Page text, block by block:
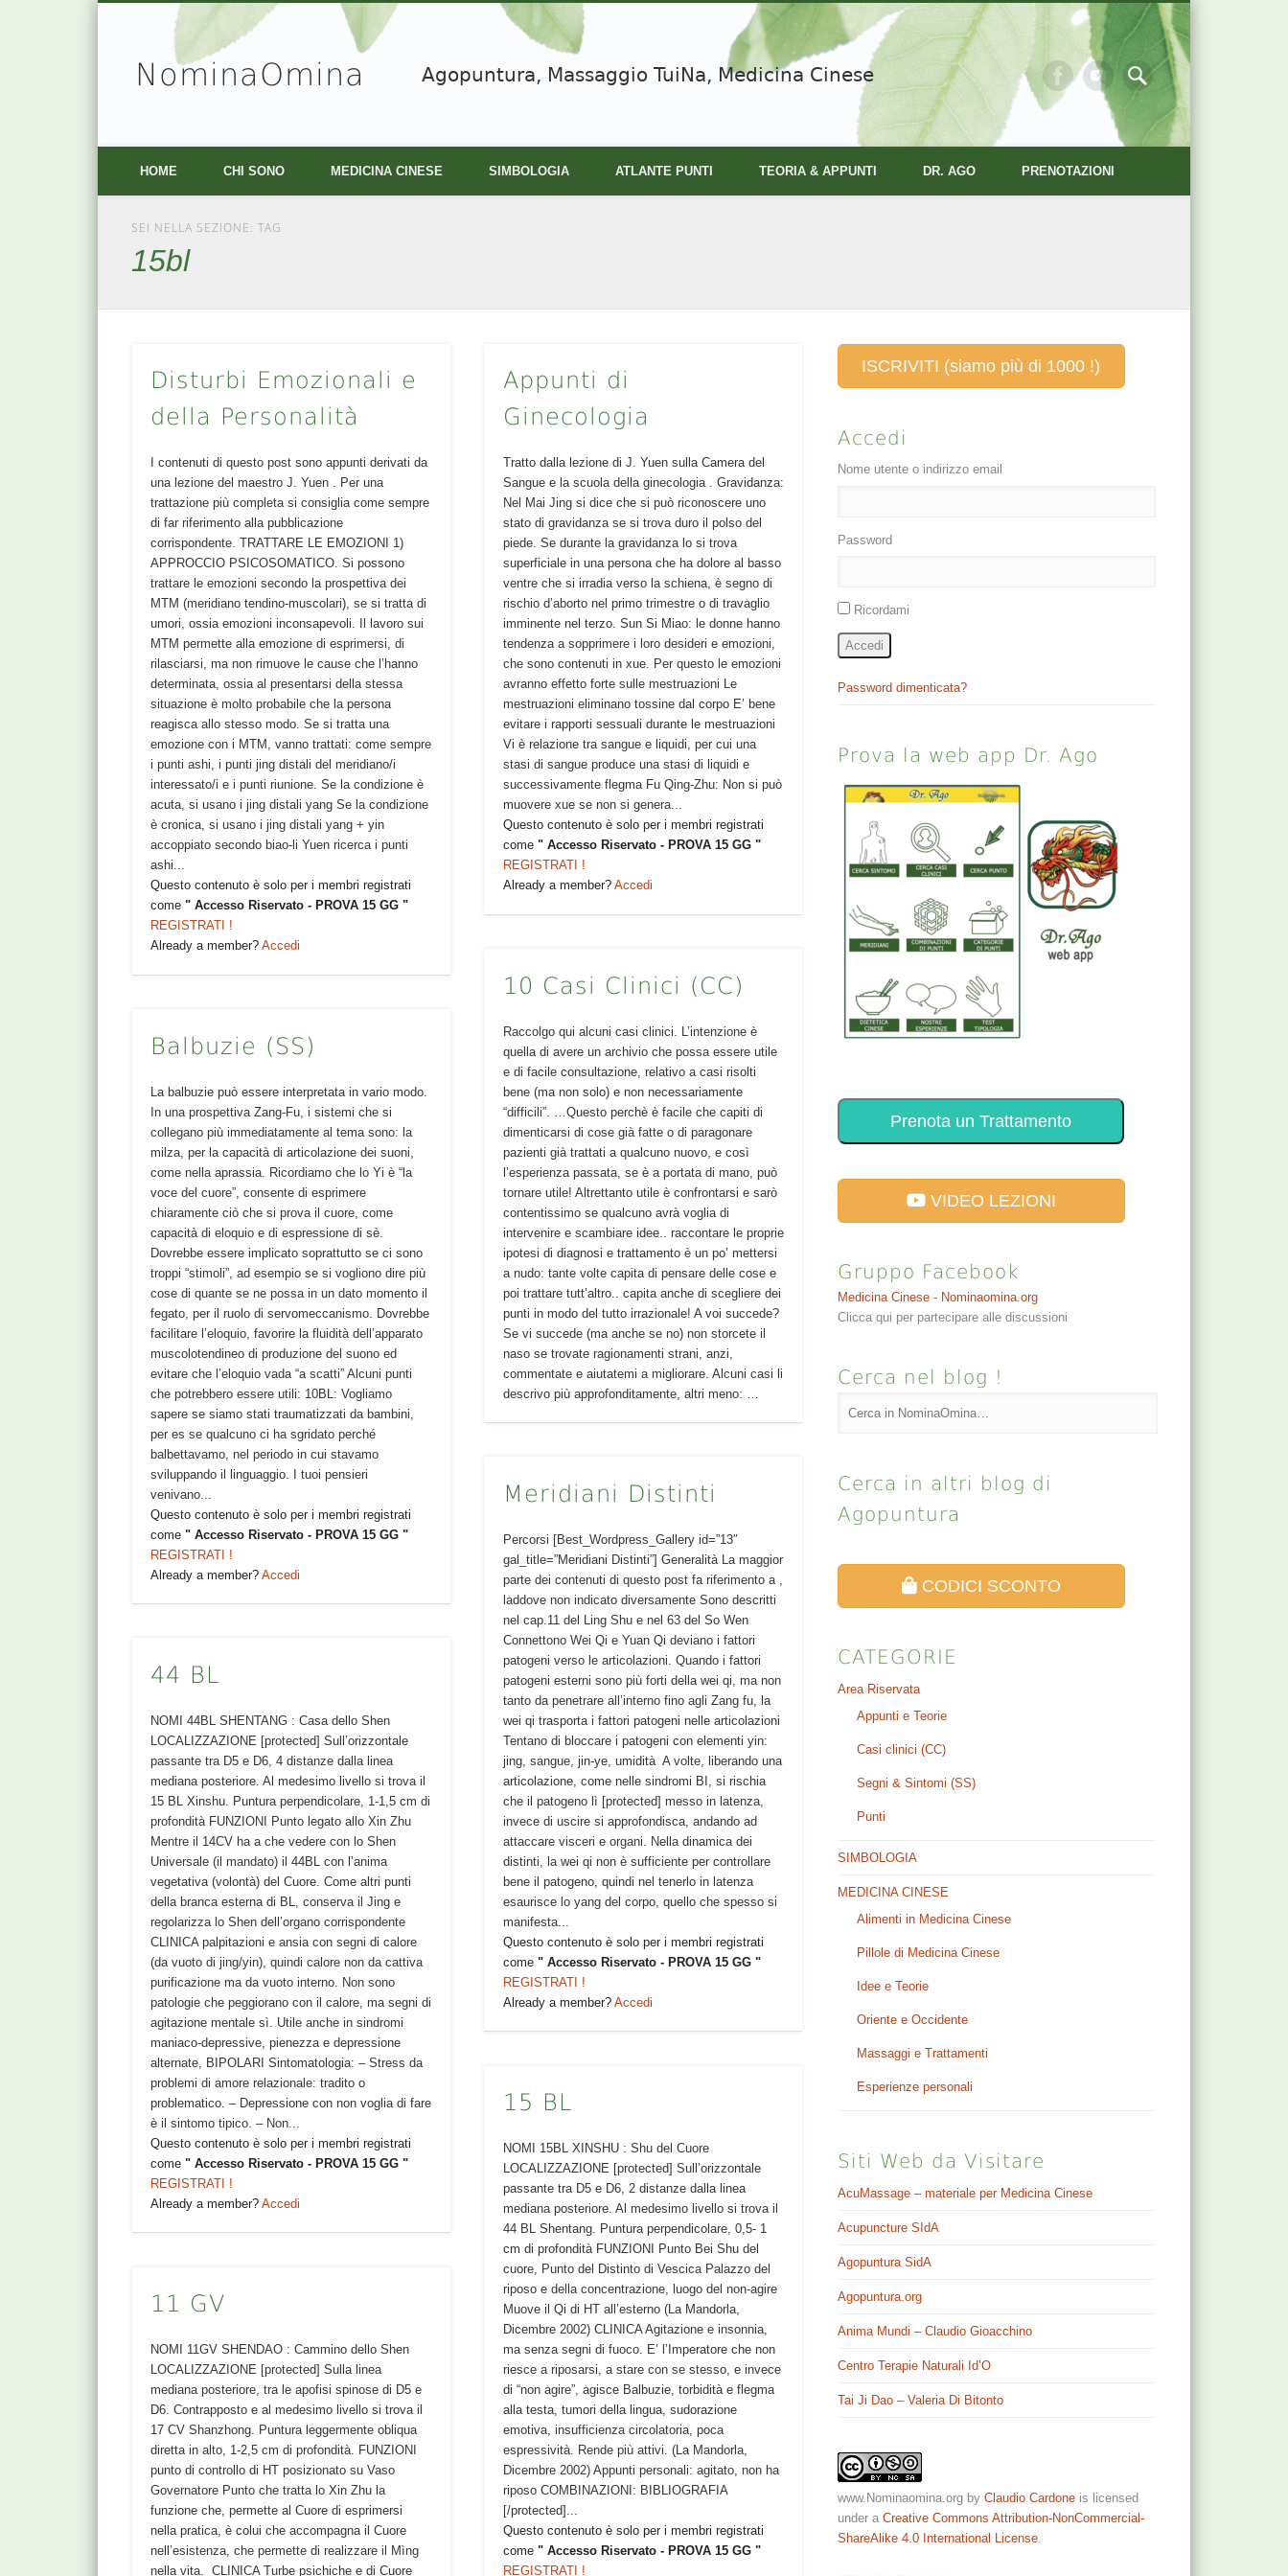
NominaOmina Agopuntura, Massaggio TuiNa, Medicina Cinese
Vimeo
HOME CHI SONO MEDICINA CINESE SIMBOLOGIA ATLANTE PUNTI TEORIA & APPUNTI DR. AGO PRENOTAZIONI
SEI NELLA SEZIONE: TAG
15bl
Disturbi Emozionali e
della Personalità
I contenuti di questo post sono appunti derivati da
una lezione del maestro J. Yuen . Per una
trattazione più completa si consiglia come sempre
di far riferimento alla pubblicazione
corrispondente. TRATTARE LE EMOZIONI 1)
APPROCCIO PSICOSOMATICO. Si possono
trattare le emozioni secondo la prospettiva dei
MTM (meridiano tendino-muscolari), se si tratta di
umori, ossia emozioni inconsapevoli. Il lavoro sui
MTM permette alla emozione di esprimersi, di
rilasciarsi, ma non rimuove le cause che l’hanno
determinata, ossia al presentarsi della stessa
situazione è molto probabile che la persona
reagisca allo stesso modo. Se si tratta una
emozione con i MTM, vanno trattati: come sempre
i punti ashi, i punti jing distali del meridiano/i
interessato/i e i punti riunione. Se la condizione è
acuta, si usano i jing distali yang Se la condizione
è cronica, si usano i jing distali yang + yin
accoppiato secondo biao-li Yuen ricerca i punti
ashi...
Questo contenuto è solo per i membri registrati
come" Accesso Riservato - PROVA 15 GG "
REGISTRATI !
Already a member?Accedi
Appunti di
Ginecologia
Tratto dalla lezione di J. Yuen sulla Camera del
Sangue e la scuola della ginecologia . Gravidanza:
Nel Mai Jing si dice che si può riconoscere uno
stato di gravidanza se si trova duro il polso del
piede. Se durante la gravidanza lo si trova
superficiale in una persona che ha dolore al basso
ventre che si irradia verso la schiena, è segno di
rischio d’aborto nel primo trimestre o di travaglio
imminente nel terzo. Sun Si Miao: le donne hanno
tendenza a sopprimere i loro desideri e emozioni,
che sono contenuti in xue. Per questo le emozioni
avranno effetto forte sulle mestruazioni Le
mestruazioni eliminano tossine dal corpo E’ bene
evitare i rapporti sessuali durante le mestruazioni
Vi è relazione tra sangue e liquidi, per cui una
stasi di sangue produce una stasi di liquidi e
successivamente flegma Fu Qing-Zhu: Non si può
muovere xue se non si genera...
Questo contenuto è solo per i membri registrati
come " Accesso Riservato - PROVA 15 GG "
REGISTRATI !
Already a member? Accedi
10 Casi Clinici (CC)
Raccolgo qui alcuni casi clinici. L’intenzione è
quella di avere un archivio che possa essere utile
e di facile consultazione, relativo a casi risolti
bene (ma non solo) e non necessariamente
“difficili”. …Questo perchè è facile che capiti di
dimenticarsi di cose già fatte o di paragonare
pazienti già trattati a qualcuno nuovo, e così
l’esperienza passata, se è a portata di mano, può
tornare utile! Altrettanto utile è confrontarsi e sarò
contentissimo se qualcuno avrà voglia di
intervenire e scambiare idee.. raccontare le proprie
ipotesi di diagnosi e trattamento è un po’ mettersi
a nudo: tante volte capita di pensare delle cose e
poi trattare tutt’altro.. capita anche di scegliere dei
punti in modo del tutto irrazionale! A voi succede?
Se vi succede (ma anche se no) non storcete il
naso se trovate ragionamenti strani, anzi,
commentate e aiutatemi a migliorare. Alcuni casi li
descrivo più approfonditamente, altri meno: …
Balbuzie (SS)
La balbuzie può essere interpretata in vario modo.
In una prospettiva Zang-Fu, i sistemi che si
collegano più immediatamente al tema sono: la
milza, per la capacità di articolazione dei suoni,
come nella aprassia. Ricordiamo che lo Yi è “la
voce del cuore”, consente di esprimere
chiaramente ciò che si prova il cuore, come
capacità di eloquio e di espressione di sè.
Dovrebbe essere implicato soprattutto se ci sono
troppi “stimoli”, ad esempio se si vogliono dire più
cose di quante se ne possa in un dato momento il
fegato, per il ruolo di servomeccanismo. Dovrebbe
facilitare l’eloquio, favorire la fluidità dell’apparato
muscolotendineo di produzione del suono ed
evitare che l’eloquio vada “a scatti” Alcuni punti
che potrebbero essere utili: 10BL: Vogliamo
sapere se siamo stati traumatizzati da bambini,
per es se qualcuno ci ha sgridato perché
balbettavamo, nel periodo in cui stavamo
sviluppando il linguaggio. I tuoi pensieri
venivano...
Questo contenuto è solo per i membri registrati
come" Accesso Riservato - PROVA 15 GG "
REGISTRATI !
Already a member?Accedi
Meridiani Distinti
Percorsi [Best_Wordpress_Gallery id=”13″
gal_title=”Meridiani Distinti”] Generalità La maggior
parte dei contenuti di questo post fa riferimento a ,
laddove non indicato diversamente Sono descritti
nel cap.11 del Ling Shu e nel 63 del So Wen
Connettono Wei Qi e Yuan Qi deviano i fattori
patogeni verso le articolazioni. Quando i fattori
patogeni esterni sono più forti della wei qi, ma non
tanto da penetrare all’interno fino agli Zang fu, la
wei qi trasporta i fattori patogeni nelle articolazioni
Tentano di bloccare i patogeni con elementi yin:
jing, sangue, jin-ye, umidità A volte, liberando una
articolazione, come nelle sindromi BI, si rischia
che il patogeno lì [protected] messo in latenza,
invece di uscire si approfondisca, andando ad
attaccare visceri e organi. Nella dinamica dei
distinti, la wei qi non è sufficiente per controllare
bene il patogeno, quindi nel tenerlo in latenza
esaurisce lo yang del corpo, quello che spesso si
manifesta...
Questo contenuto è solo per i membri registrati
come " Accesso Riservato - PROVA 15 GG "
REGISTRATI !
Already a member? Accedi
44 BL
NOMI 44BL SHENTANG : Casa dello Shen
LOCALIZZAZIONE [protected] Sull’orizzontale
passante tra D5 e D6, 4 distanze dalla linea
mediana posteriore. Al medesimo livello si trova il
15 BL Xinshu. Puntura perpendicolare, 1-1,5 cm di
profondità FUNZIONI Punto legato allo Xin Zhu
Mentre il 14CV ha a che vedere con lo Shen
Universale (il mandato) il 44BL con l’anima
vegetativa (volontà) del Cuore. Come altri punti
della branca esterna di BL, conserva il Jing e
regolarizza lo Shen dell’organo corrispondente
CLINICA palpitazioni e ansia con segni di calore
(da vuoto di jing/yin), quindi calore non da cattiva
purificazione ma da vuoto interno. Non sono
patologie che peggiorano con il calore, ma segni di
agitazione mentale sì. Utile anche in sindromi
maniaco-depressive, pienezza e depressione
alternate, BIPOLARI Sintomatologia: – Stress da
problemi di amore relazionale: tradito o
problematico. – Depressione con non voglia di fare
è il sintomo tipico. – Non...
Questo contenuto è solo per i membri registrati
come" Accesso Riservato - PROVA 15 GG "
REGISTRATI !
Already a member?Accedi
15 BL
NOMI 15BL XINSHU : Shu del Cuore
LOCALIZZAZIONE [protected] Sull’orizzontale
passante tra D5 e D6, 2 distanze dalla linea
mediana posteriore. Al medesimo livello si trova il
44 BL Shentang. Puntura perpendicolare, 0,5- 1
cm di profondità FUNZIONI Punto Bei Shu del
cuore, Punto del Distinto di Vescica Palazzo del
riposo e della concentrazione, luogo del non-agire
Muove il Qi di HT all’esterno (La Mandorla,
Dicembre 2002) CLINICA Agitazione e insonnia,
ma senza segni di fuoco. E’ l’Imperatore che non
riesce a riposarsi, a stare con se stesso, e invece
di “non agire”, agisce Balbuzie, torbidità e flegma
alla testa, tumori della lingua, sudorazione
emotiva, insufficienza circolatoria, poca
espressività. Rende più attivi. (La Mandorla,
Dicembre 2002) Appunti personali: agitato, non ha
riposo COMBINAZIONI: BIBLIOGRAFIA
[/protected]...
Questo contenuto è solo per i membri registrati
come " Accesso Riservato - PROVA 15 GG "
REGISTRATI !
11 GV
NOMI 11GV SHENDAO : Cammino dello Shen
LOCALIZZAZIONE [protected] Sulla linea
mediana posteriore, tra le apofisi spinose di D5 e
D6. Contrapposto e al medesimo livello si trova il
17 CV Shanzhong. Puntura leggermente obliqua
diretta in alto, 1-2,5 cm di profondità. FUNZIONI
punto di controllo di HT posizionato su Vaso
Governatore Punto che tratta lo Xin Zhu la
funzione che, permette al Cuore di esprimersi
nella pratica, è colui che accompagna il Cuore
nell’esistenza, che permette di realizzare il Mìng
nella vita. CLINICA Turbe psichiche e di Cuore
ISCRIVITI (siamo più di 1000 !)
Accedi
Nome utente o indirizzo email
Password
Ricordami
Accedi
Password dimenticata?
Prova la web app Dr. Ago
Prenota un Trattamento
VIDEO LEZIONI
Gruppo Facebook
Medicina Cinese - Nominaomina.org
Clicca qui per partecipare alle discussioni
Cerca nel blog !
Cerca in altri blog di
Agopuntura
CODICI SCONTO
CATEGORIE
Area Riservata
Appunti e Teorie
Casi clinici (CC)
Segni & Sintomi (SS)
Punti
SIMBOLOGIA
MEDICINA CINESE
Alimenti in Medicina Cinese
Pillole di Medicina Cinese
Idee e Teorie
Oriente e Occidente
Massaggi e Trattamenti
Esperienze personali
Siti Web da Visitare
AcuMassage – materiale per Medicina Cinese
Acupuncture SIdA
Agopuntura SidA
Agopuntura.org
Anima Mundi – Claudio Gioacchino
Centro Terapie Naturali Id’O
Tai Ji Dao – Valeria Di Bitonto
www.Nominaomina.org byClaudio Cardone is licensed
under aCreative Commons Attribution-NonCommercial-
ShareAlike 4.0 International License